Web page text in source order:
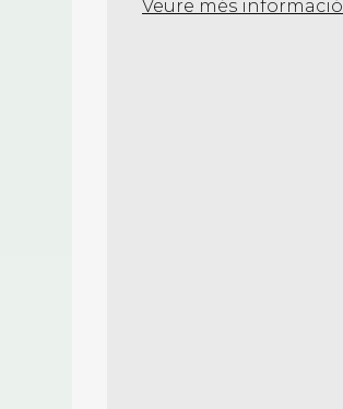
Veure més informació